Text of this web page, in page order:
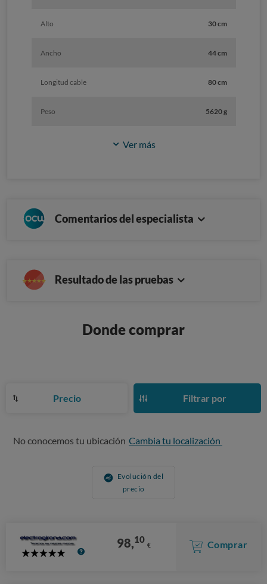
Alto 30 cm
Ancho 44 cm
Longitud cable 80 cm
Peso 5620 g
Ver más
Comentarios del especialista
Resultado de las pruebas
Donde comprar
Precio Filtrar por
No conocemos tu ubicación Cambia tu localización
Evolución del
precio
5
98,10 € Comprar